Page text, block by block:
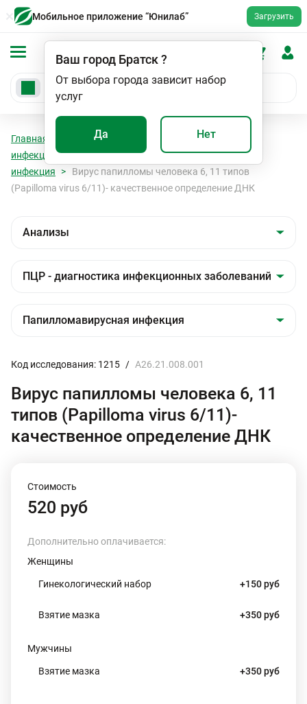
Мобильное приложение “Юнилаб” Загрузить
Ваш город Братск?
От выбора города зависит набор
услуг
Да Нет
Главная Анализы
ПЦР - диагностика
инфекционных заболеваний
Папилломавирусная
инфекция
Вирус папилломы человека 6, 11 типов
(Papilloma virus 6/11)- качественное определение ДНК
Код исследования: 1215 / A26.21.008.001
Вирус папилломы человека 6, 11
типов (Papilloma virus 6/11)-
качественное определение ДНК
Стоимость
520 руб
Дополнительно оплачивается:
Женщины
Гинекологический набор +150 руб
Взятие мазка +350 руб
Мужчины
Взятие мазка +350 руб